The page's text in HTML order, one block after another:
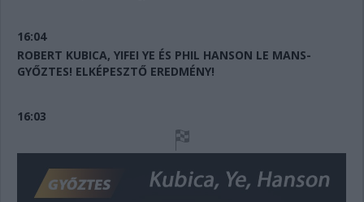
16:04
ROBERT KUBICA, YIFEI YE ÉS PHIL HANSON LE MANS-
GYŐZTES! ELKÉPESZTŐ EREDMÉNY!
16:03